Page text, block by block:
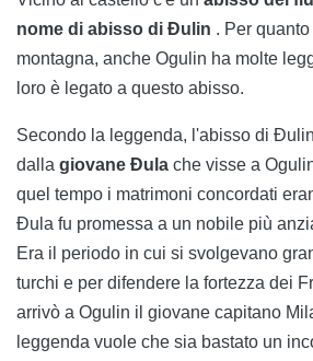
nome di abisso di Đulin . Per
montagna, anche Ogulin ha molte
loro è legato a questo abisso.
Secondo la leggenda, l'abisso di
dalla giovane Đula che visse a
quel tempo i matrimoni concordati
Đula fu promessa a un nobile più
Era il periodo in cui si svolgevano
turchi e per difendere la fortezza dei
arrivò a Ogulin il giovane capitano
leggenda vuole che sia bastato un